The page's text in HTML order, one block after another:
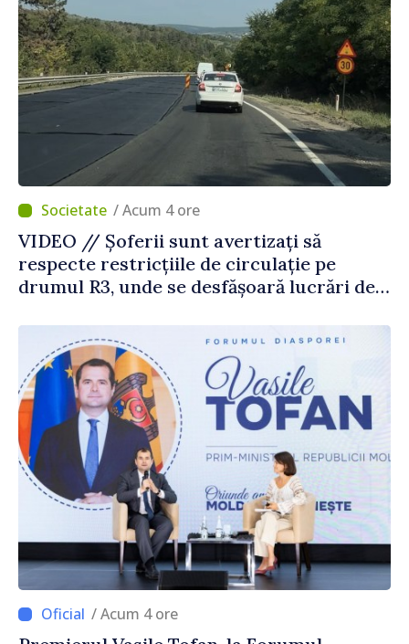
/ Acum 4 ore
VIDEO // Șoferii sunt avertizați să
respecte restricțiile de circulație pe
drumul R3, unde se desfășoară lucrări de
/ Acum 4 ore